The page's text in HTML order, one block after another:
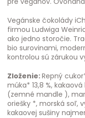
Vegánske čokolády
firmou Ludwiga
ako jedno storočie.
bio surovinami,
kontrolou sú zárukou
Zloženie:Repný
múka* 13,8 %,
(zemné mandle ),
oriešky *, morská soľ,
kakaovej sušiny